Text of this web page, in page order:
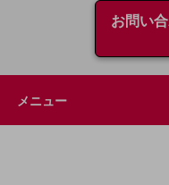
Smart Healthcare
生成AI(Generative AI)
地域の取り組み
地域社会を支える皆さまと地域課
お問い
メニュー